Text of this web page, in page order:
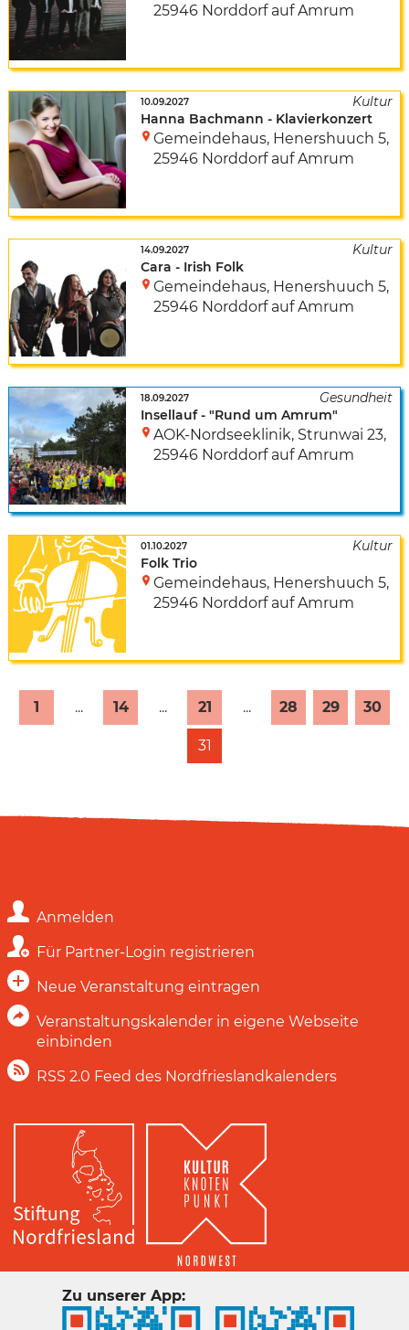
25946 Norddorf auf Amrum
10.09.2027
Hanna Bachmann - Klavierkonzert
Gemeindehaus, Henershuuch 5,
25946 Norddorf auf Amrum
14.09.2027
Cara - Irish Folk
Gemeindehaus, Henershuuch 5,
25946 Norddorf auf Amrum
18.09.2027
Insellauf - "Rund um Amrum"
AOK-Nordseeklinik, Strunwai 23,
25946 Norddorf auf Amrum
01.10.2027
Folk Trio
Gemeindehaus, Henershuuch 5,
25946 Norddorf auf Amrum
1 ... 14 ... 21 ... 28 29 30
31
Anmelden
Für Partner-Login registrieren
Neue Veranstaltung eintragen
Veranstaltungskalender in eigene Webseite
einbinden
RSS 2.0 Feed des Nordfrieslandkalenders
Zu unserer App: